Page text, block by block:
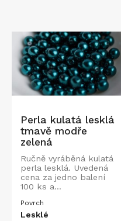
Perla kulatá lesklá
tmavě modře
zelená
Ručně vyráběná kulatá
perla lesklá. Uvedená
cena za jedno balení
100 ks a...
Povrch
Lesklé